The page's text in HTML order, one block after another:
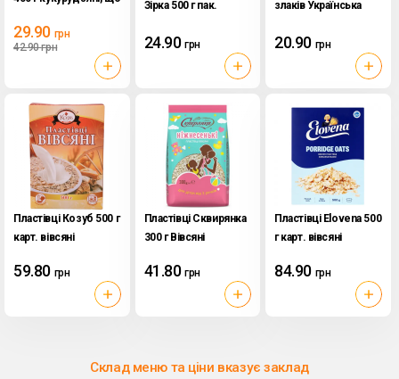
варіння
29.90 грн
42.90грн
Зірка 500 г пак.
24.90 грн
злаків Українська
Миттєвого
20.90 грн
Пластівці Козуб 500 г
карт. вівсяні
59.80 грн
Пластівці Сквирянка
300 г Вівсяні
41.80 грн
Пластівці Elovena 500
г карт. вівсяні
84.90 грн
Склад меню та ціни вказує заклад